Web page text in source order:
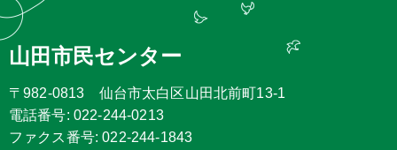
山田市民センター
〒982-0813 仙台市太白区山田北前町13-1
電話番号: 022-244-0213
ファクス番号: 022-244-1843